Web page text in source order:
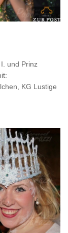
und Prinz
KG Lustige